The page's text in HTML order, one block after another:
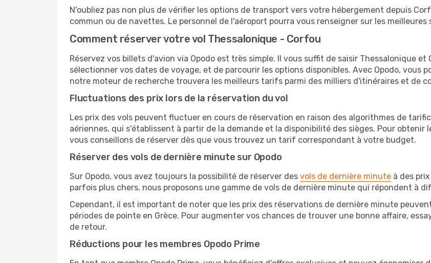
N'oubliez pas non plus de vérifier les options de transport vers votre hébergement depuis
commun ou de navettes. Le personnel de l'aéroport pourra vous renseigner sur les
Comment réserver votre vol Thessalonique - Corfou
Réservez vos billets d'avion via Opodo est très simple. Il vous suffit de saisir Thessalonique
sélectionner vos dates de voyage, et de parcourir les options disponibles. Avec Opodo, vous
notre moteur de recherche trouvera les meilleurs tarifs parmi des milliers d'itinéraires et de
Fluctuations des prix lors de la réservation du vol
Les prix des vols peuvent fluctuer en cours de réservation en raison des algorithmes de
aériennes, qui s'établissent à partir de la demande et la disponibilité des sièges. Pour obtenir
vous conseillons de réserver dès que vous trouvez un tarif correspondant à votre budget.
Réserver des vols de dernière minute sur Opodo
Sur Opodo, vous avez toujours la possibilité de réserver des vols de dernière minute à des
parfois plus chers, nous proposons une gamme de vols de dernière minute qui répondent à
Cependant, il est important de noter que les prix des réservations de dernière minute
périodes de pointe en Grèce. Pour augmenter vos chances de trouver une bonne affaire,
de retour.
Réductions pour les membres Opodo Prime